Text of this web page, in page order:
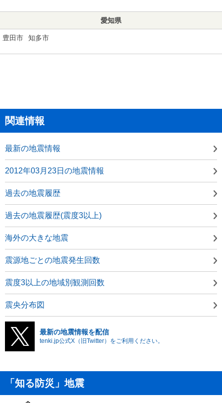
愛知県
豊田市 知多市
関連情報
最新の地震情報
2012年03月23日の地震情報
過去の地震履歴
過去の地震履歴(震度3以上)
海外の大きな地震
震源地ごとの地震発生回数
震度3以上の地域別観測回数
震央分布図
最新の地震情報を配信
tenki.jp公式X（旧Twitter）をご利用ください。
「知る防災」地震